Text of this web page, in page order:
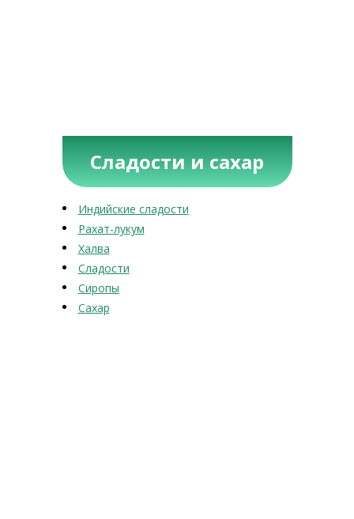
Сладости и сахар
Индийские сладости
Рахат-лукум
Халва
Сладости
Сиропы
Сахар